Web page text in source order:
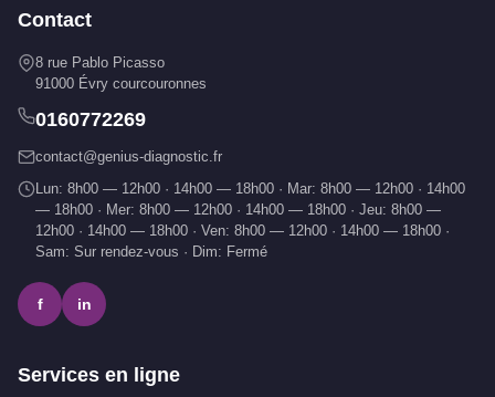
Contact
8 rue Pablo Picasso
91000 Évry courcouronnes
0160772269
contact@genius-diagnostic.fr
Lun: 8h00 — 12h00 · 14h00 — 18h00 · Mar: 8h00 — 12h00 · 14h00
— 18h00 · Mer: 8h00 — 12h00 · 14h00 — 18h00 · Jeu: 8h00 —
12h00 · 14h00 — 18h00 · Ven: 8h00 — 12h00 · 14h00 — 18h00 ·
Sam: Sur rendez-vous · Dim: Fermé
f in
Services en ligne